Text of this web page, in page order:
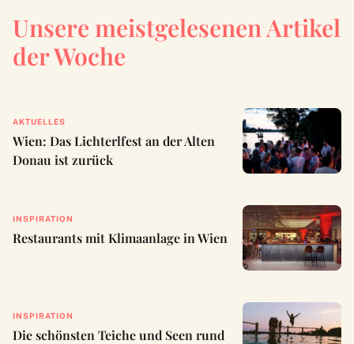
Unsere meistgelesenen Artikel
der Woche
AKTUELLES
Wien: Das Lichterlfest an der Alten
Donau ist zurück
INSPIRATION
Restaurants mit Klimaanlage in Wien
INSPIRATION
Die schönsten Teiche und Seen rund